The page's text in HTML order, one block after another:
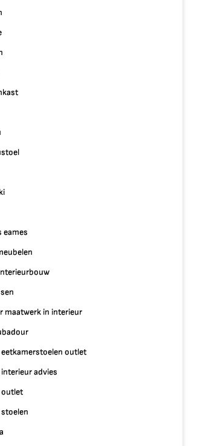
eames
maatwerk in interieur
outlet
advies
outlet